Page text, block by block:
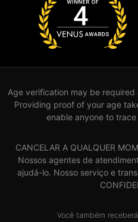
Age verification may be
Providing proof of your age
enable anyone to
CANCELAR A QUALQUER
Nossos agentes de
ajudá-lo. Nosso serviço e
Você também